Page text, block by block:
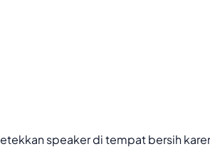
speaker di tempat bersih